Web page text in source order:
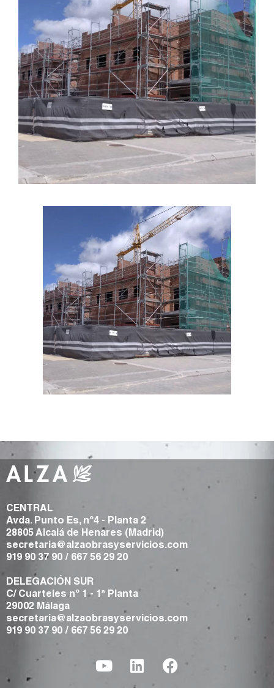
CENTRAL
Avda. Punto Es, nº4 - Planta 2
28805 Alcalá de Henares (Madrid)
secretaria@alzaobrasyservicios.com
919 90 37 90 / 667 56 29 20
DELEGACIÓN SUR
C/ Cuarteles nº 1 - 1ª Planta
29002 Málaga
secretaria@alzaobrasyservicios.com
919 90 37 90 / 667 56 29 20